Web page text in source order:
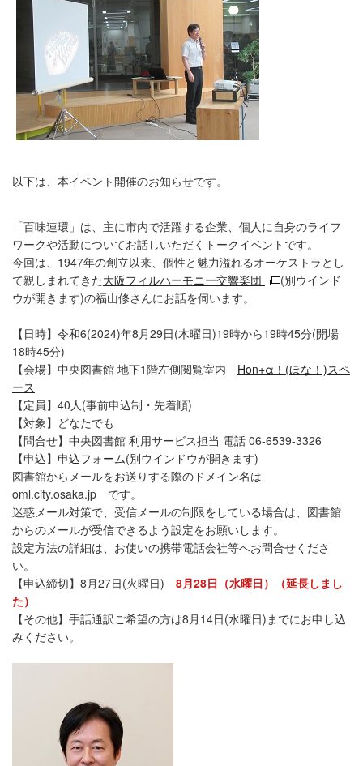
以下は、本イベント開催のお知らせです。
「百味連環」は、主に市内で活躍する企業、個人に自身のライフ
ワークや活動についてお話しいただくトークイベントです。
今回は、1947年の創立以来、個性と魅力溢れるオーケストラとし
て親しまれてきた大阪フィルハーモニー交響楽団
(別ウインド
ウが開きます)の福山修さんにお話を伺います。
【日時】令和6(2024)年8月29日(木曜日)19時から19時45分(開場
18時45分)
【会場】中央図書館 地下1階左側閲覧室内 Hon+α！(ほな！)スペ
ース
【定員】40人(事前申込制・先着順)
【対象】どなたでも
【問合せ】中央図書館 利用サービス担当 電話 06-6539-3326
【申込】 申込フォーム(別ウインドウが開きます)
図書館からメールをお送りする際のドメイン名は
oml.city.osaka.jp です。
迷惑メール対策で、受信メールの制限をしている場合は、図書館
からのメールが受信できるよう設定をお願いします。
設定方法の詳細は、お使いの携帯電話会社等へお問合せくださ
い。
【申込締切】 8月27日(火曜日)
8月28日（水曜日）（延長しまし
た）
【その他】手話通訳ご希望の方は8月14日(水曜日)までにお申し込
みください。